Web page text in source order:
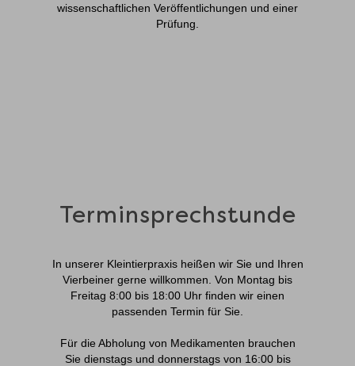
wissenschaftlichen Veröffentlichungen und einer
Prüfung.
Terminsprechstunde
In unserer Kleintierpraxis heißen wir Sie und Ihren
Vierbeiner gerne willkommen. Von Montag bis
Freitag 8:00 bis 18:00 Uhr finden wir einen
passenden Termin für Sie.
Für die Abholung von Medikamenten brauchen
Sie dienstags und donnerstags von 16:00 bis